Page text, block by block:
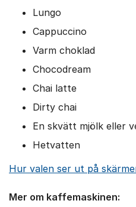
Lungo
Cappuccino
Varm choklad
Chocodream
Chai latte
Dirty chai
En skvätt mjölk eller
Hetvatten
Hur valen ser ut på
Mer om kaffemaskinen: